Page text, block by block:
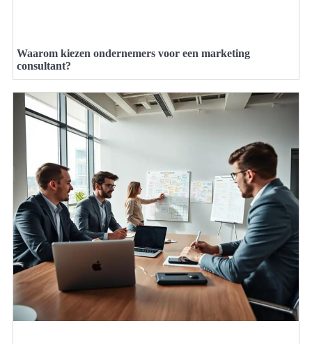
Waarom kiezen ondernemers voor een marketing
consultant?